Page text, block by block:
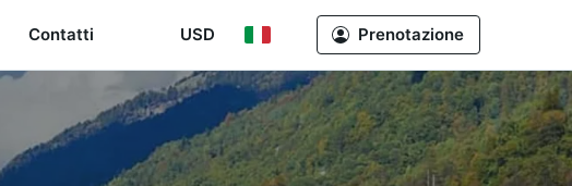
Contatti USD Prenotazione